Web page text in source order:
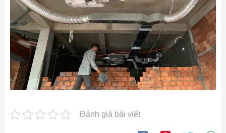
Đánh giá bài viết